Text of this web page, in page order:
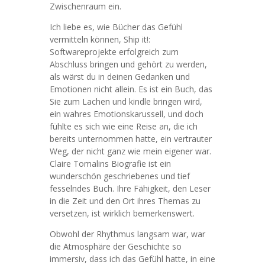
Zwischenraum ein.
Ich liebe es, wie Bücher das Gefühl
vermitteln können, Ship it!:
Softwareprojekte erfolgreich zum
Abschluss bringen und gehört zu werden,
als wärst du in deinen Gedanken und
Emotionen nicht allein. Es ist ein Buch, das
Sie zum Lachen und kindle bringen wird,
ein wahres Emotionskarussell, und doch
fühlte es sich wie eine Reise an, die ich
bereits unternommen hatte, ein vertrauter
Weg, der nicht ganz wie mein eigener war.
Claire Tomalins Biografie ist ein
wunderschön geschriebenes und tief
fesselndes Buch. Ihre Fähigkeit, den Leser
in die Zeit und den Ort ihres Themas zu
versetzen, ist wirklich bemerkenswert.
Obwohl der Rhythmus langsam war, war
die Atmosphäre der Geschichte so
immersiv, dass ich das Gefühl hatte, in eine